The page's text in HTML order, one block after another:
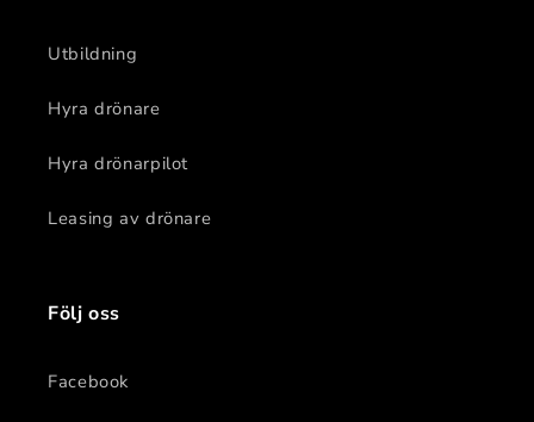
Utbildning
Hyra drönare
Hyra drönarpilot
Leasing av drönare
Följ oss
Facebook